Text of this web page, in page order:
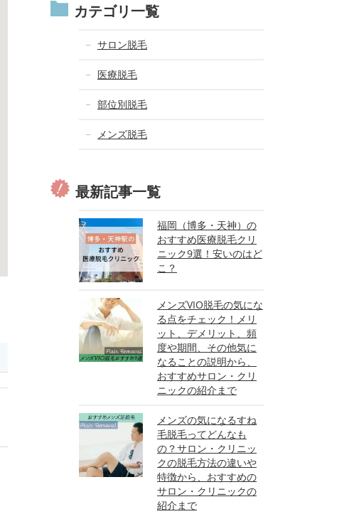
カテゴリ一覧
サロン脱毛
医療脱毛
部位別脱毛
メンズ脱毛
最新記事一覧
福岡（博多・天神）の
おすすめ医療脱毛クリ
ニック9選！安いのはど
こ？
メンズVIO脱毛の気にな
る点をチェック！メリ
ット、デメリット、頻
度や期間、その他気に
なることの説明から、
おすすめサロン・クリ
ニックの紹介まで
メンズの気になるすね
毛脱毛ってどんなも
の？サロン・クリニッ
クの脱毛方法の違いや
特徴から、おすすめの
サロン・クリニックの
紹介まで